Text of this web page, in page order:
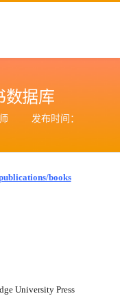
数据库
发布时间：
books
University Press